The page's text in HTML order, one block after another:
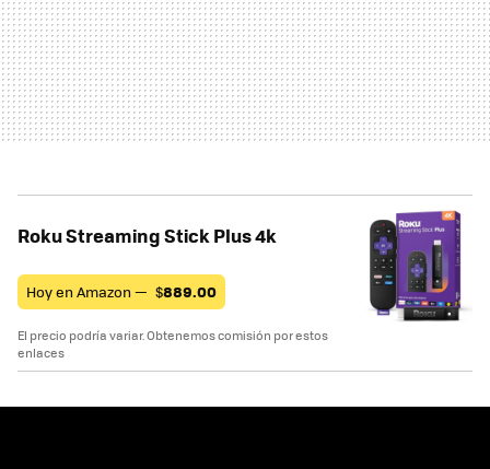
Roku Streaming Stick Plus 4k
Hoy en Amazon — $889.00
El precio podría variar. Obtenemos comisión por estos
enlaces